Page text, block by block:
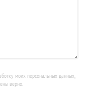
моих персональных данных,
верно.